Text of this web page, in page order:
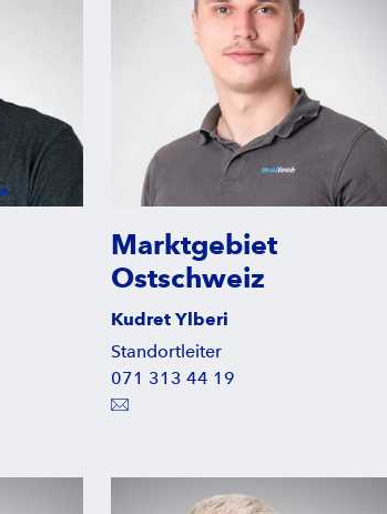
Marktgebiet
Ostschweiz
Kudret Ylberi
Standortleiter
071 313 44 19